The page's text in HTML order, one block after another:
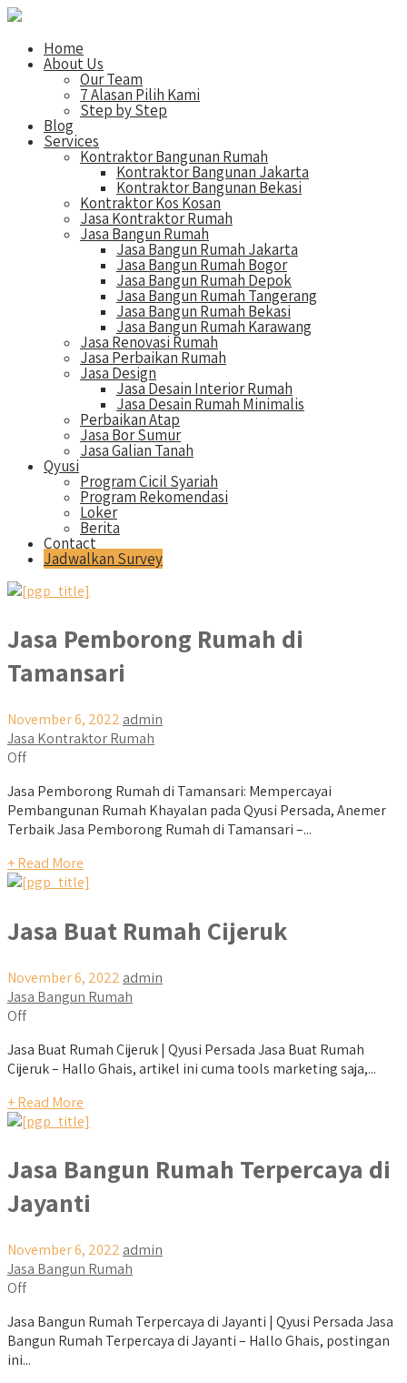
Home
About Us
Our Team
7 Alasan Pilih Kami
Step by Step
Blog
Services
Kontraktor Bangunan Rumah
Kontraktor Bangunan Jakarta
Kontraktor Bangunan Bekasi
Kontraktor Kos Kosan
Jasa Kontraktor Rumah
Jasa Bangun Rumah
Jasa Bangun Rumah Jakarta
Jasa Bangun Rumah Bogor
Jasa Bangun Rumah Depok
Jasa Bangun Rumah Tangerang
Jasa Bangun Rumah Bekasi
Jasa Bangun Rumah Karawang
Jasa Renovasi Rumah
Jasa Perbaikan Rumah
Jasa Design
Jasa Desain Interior Rumah
Jasa Desain Rumah Minimalis
Perbaikan Atap
Jasa Bor Sumur
Jasa Galian Tanah
Qyusi
Program Cicil Syariah
Program Rekomendasi
Loker
Berita
Contact
Jadwalkan Survey
Jasa Pemborong Rumah di
Tamansari
November 6, 2022 admin
Jasa Kontraktor Rumah
Off
Jasa Pemborong Rumah di Tamansari: Mempercayai
Pembangunan Rumah Khayalan pada Qyusi Persada, Anemer
Terbaik Jasa Pemborong Rumah di Tamansari –...
+ Read More
Jasa Buat Rumah Cijeruk
November 6, 2022 admin
Jasa Bangun Rumah
Off
Jasa Buat Rumah Cijeruk | Qyusi Persada Jasa Buat Rumah
Cijeruk – Hallo Ghais, artikel ini cuma tools marketing saja,...
+ Read More
Jasa Bangun Rumah Terpercaya di
Jayanti
November 6, 2022 admin
Jasa Bangun Rumah
Off
Jasa Bangun Rumah Terpercaya di Jayanti | Qyusi Persada Jasa
Bangun Rumah Terpercaya di Jayanti – Hallo Ghais, postingan
ini...